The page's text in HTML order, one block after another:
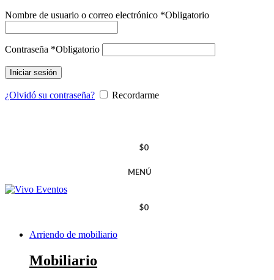
Nombre de usuario o correo electrónico *Obligatorio
Contraseña *Obligatorio
Iniciar sesión
¿Olvidó su contraseña? Recordarme
$0
MENÚ
$0
Arriendo de mobiliario
Mobiliario